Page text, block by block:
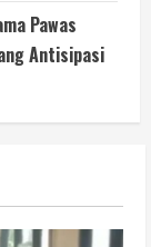
Pawas
Antisipasi